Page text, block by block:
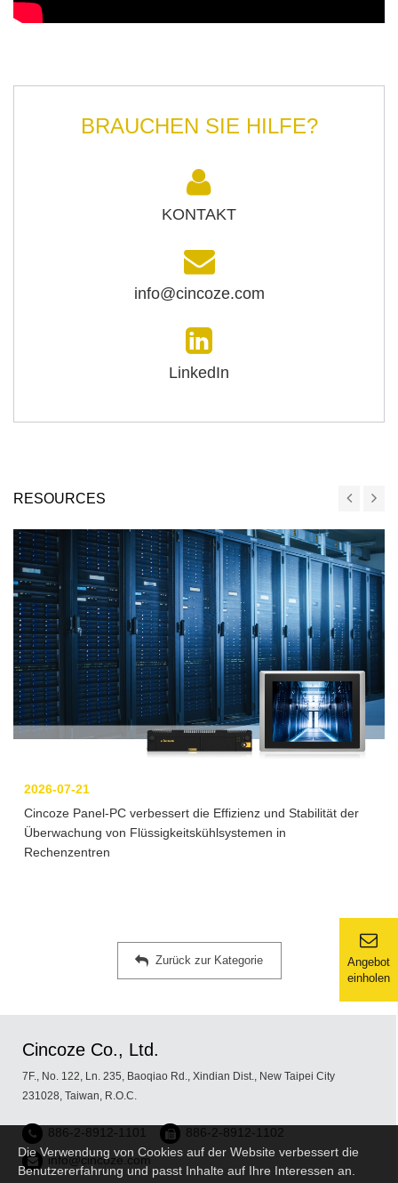
Die Verwendung von Cookies auf der Website verbessert die
Benutzererfahrung und passt Inhalte auf Ihre Interessen an.
Angebot
einholen
BRAUCHEN SIE HILFE?
KONTAKT
info@cincoze.com
LinkedIn
RESOURCES
2026-07-21
Cincoze Panel-PC verbessert die Effizienz und Stabilität der
Überwachung von Flüssigkeitskühlsystemen in
Rechenzentren
Zurück zur Kategorie
Cincoze Co., Ltd.
7F., No. 122, Ln. 235, Baoqiao Rd., Xindian Dist., New Taipei City
231028, Taiwan, R.O.C.
886-2-8912-1101
886-2-8912-1102
info@cincoze.com